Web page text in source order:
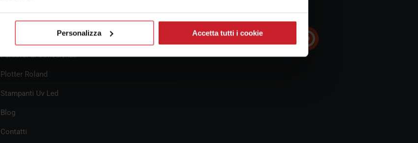
Personalizza Accetta tutti i cookie
Percorsi di Consulenza
Plotter Roland
Stampanti Uv Led
Blog
Contatti